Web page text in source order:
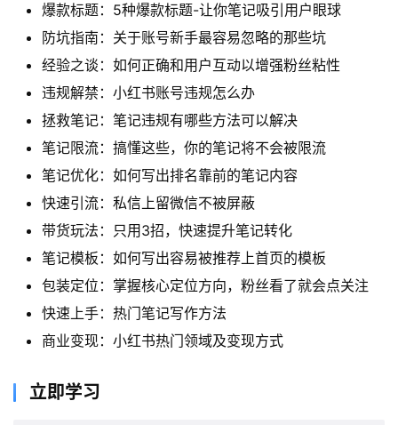
爆款标题：5种爆款标题-让你笔记吸引用户眼球
防坑指南：关于账号新手最容易忽略的那些坑
经验之谈：如何正确和用户互动以增强粉丝粘性
违规解禁：小红书账号违规怎么办
拯救笔记：笔记违规有哪些方法可以解决
笔记限流：搞懂这些，你的笔记将不会被限流
笔记优化：如何写出排名靠前的笔记内容
快速引流：私信上留微信不被屏蔽
带货玩法：只用3招，快速提升笔记转化
笔记模板：如何写出容易被推荐上首页的模板
包装定位：掌握核心定位方向，粉丝看了就会点关注
快速上手：热门笔记写作方法
商业变现：小红书热门领域及变现方式
立即学习